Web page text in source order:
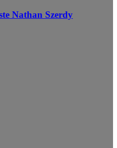
Nathan Szerdy